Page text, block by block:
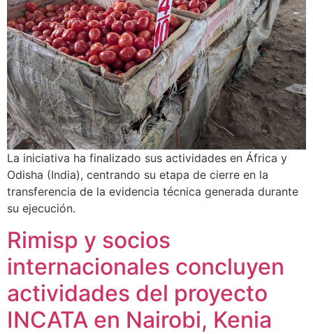
La iniciativa ha finalizado sus actividades en África y
Odisha (India), centrando su etapa de cierre en la
transferencia de la evidencia técnica generada durante
su ejecución.
Rimisp y socios
internacionales concluyen
actividades del proyecto
INCATA en Nairobi, Kenia